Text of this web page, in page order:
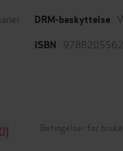
DRM-beskyttelse
ISBN
Betingelser for